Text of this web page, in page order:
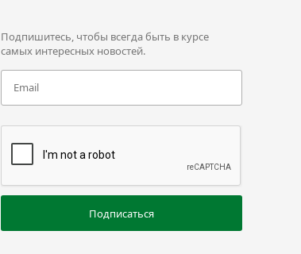
Подпишитесь, чтобы всегда быть в курсе
самых интересных новостей.
Подписаться